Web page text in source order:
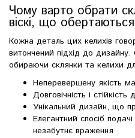
Чому варто обрати
віскі, що
Кожна деталь цих келихів
витончений підхід до
обираючи склянки та келихи
Неперевершену якість
Довговічність і
Унікальний дизайн, що
Елегантний спосіб
незабутнє враження.